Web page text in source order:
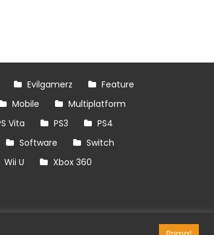
Evilgamerz
Feature
Mobile
Multiplatform
Vita PS3
PS4
Software
Switch
Wii U
Xbox 360